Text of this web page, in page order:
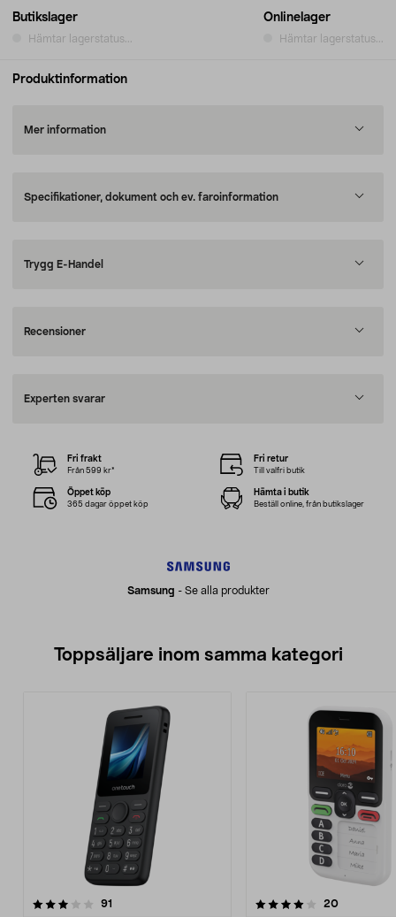
Butikslager
Hämtar lagerstatus...
Onlinelager
Hämtar lagerstatus...
Produktinformation
Mer information
Specifikationer, dokument och ev. faroinformation
Trygg E-Handel
Recensioner
Experten svarar
Samsung - Se alla produkter
Fri frakt
Från 599 kr*
Fri retur
Till valfri butik
Öppet köp
365 dagar öppet köp
Hämta i butik
Beställ online, från butikslager
Toppsäljare inom samma kategori
91
4.0 av 5 stjärnor 20
0.0 av 5 stjärnor